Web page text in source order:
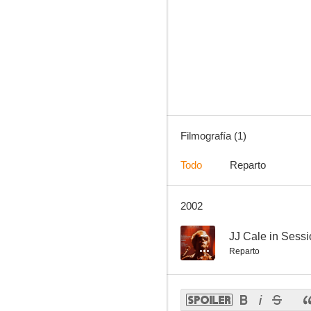
Filmografía (1)
Todo Reparto
2002
-- JJ Cale in
Reparto